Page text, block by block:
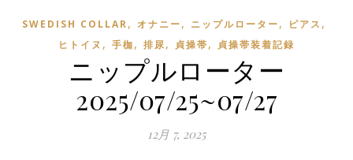
SWEDISH COLLAR, オナニー, ニップルローター, ピアス ,
ヒトイヌ , 手枷, 排尿, 貞操帯, 貞操帯装着記録
ニップルローター
2025/07/25~07/27
12月 7, 2025